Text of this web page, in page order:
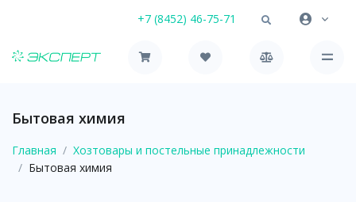
+7 (8452) 46-75-71
Бытовая химия
Главная
Хозтовары и постельные принадлежности
Бытовая химия